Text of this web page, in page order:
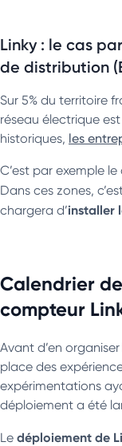
Linky : le cas
de distribution
Sur 5% du territoire
réseau électrique
historiques, les
C’est par exemple
Dans ces zones, c’est
chargera d’installer
Calendrier
compteur
Avant d’en
place des
expérimentations
déploiement a été
Le déploiement de